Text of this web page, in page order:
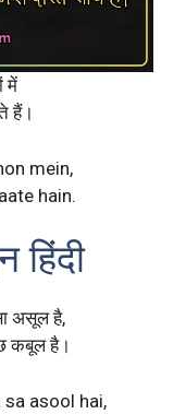
में
हैं।
mein,
hain.
हिंदी
असूल है,
कबूल है।
asool hai,